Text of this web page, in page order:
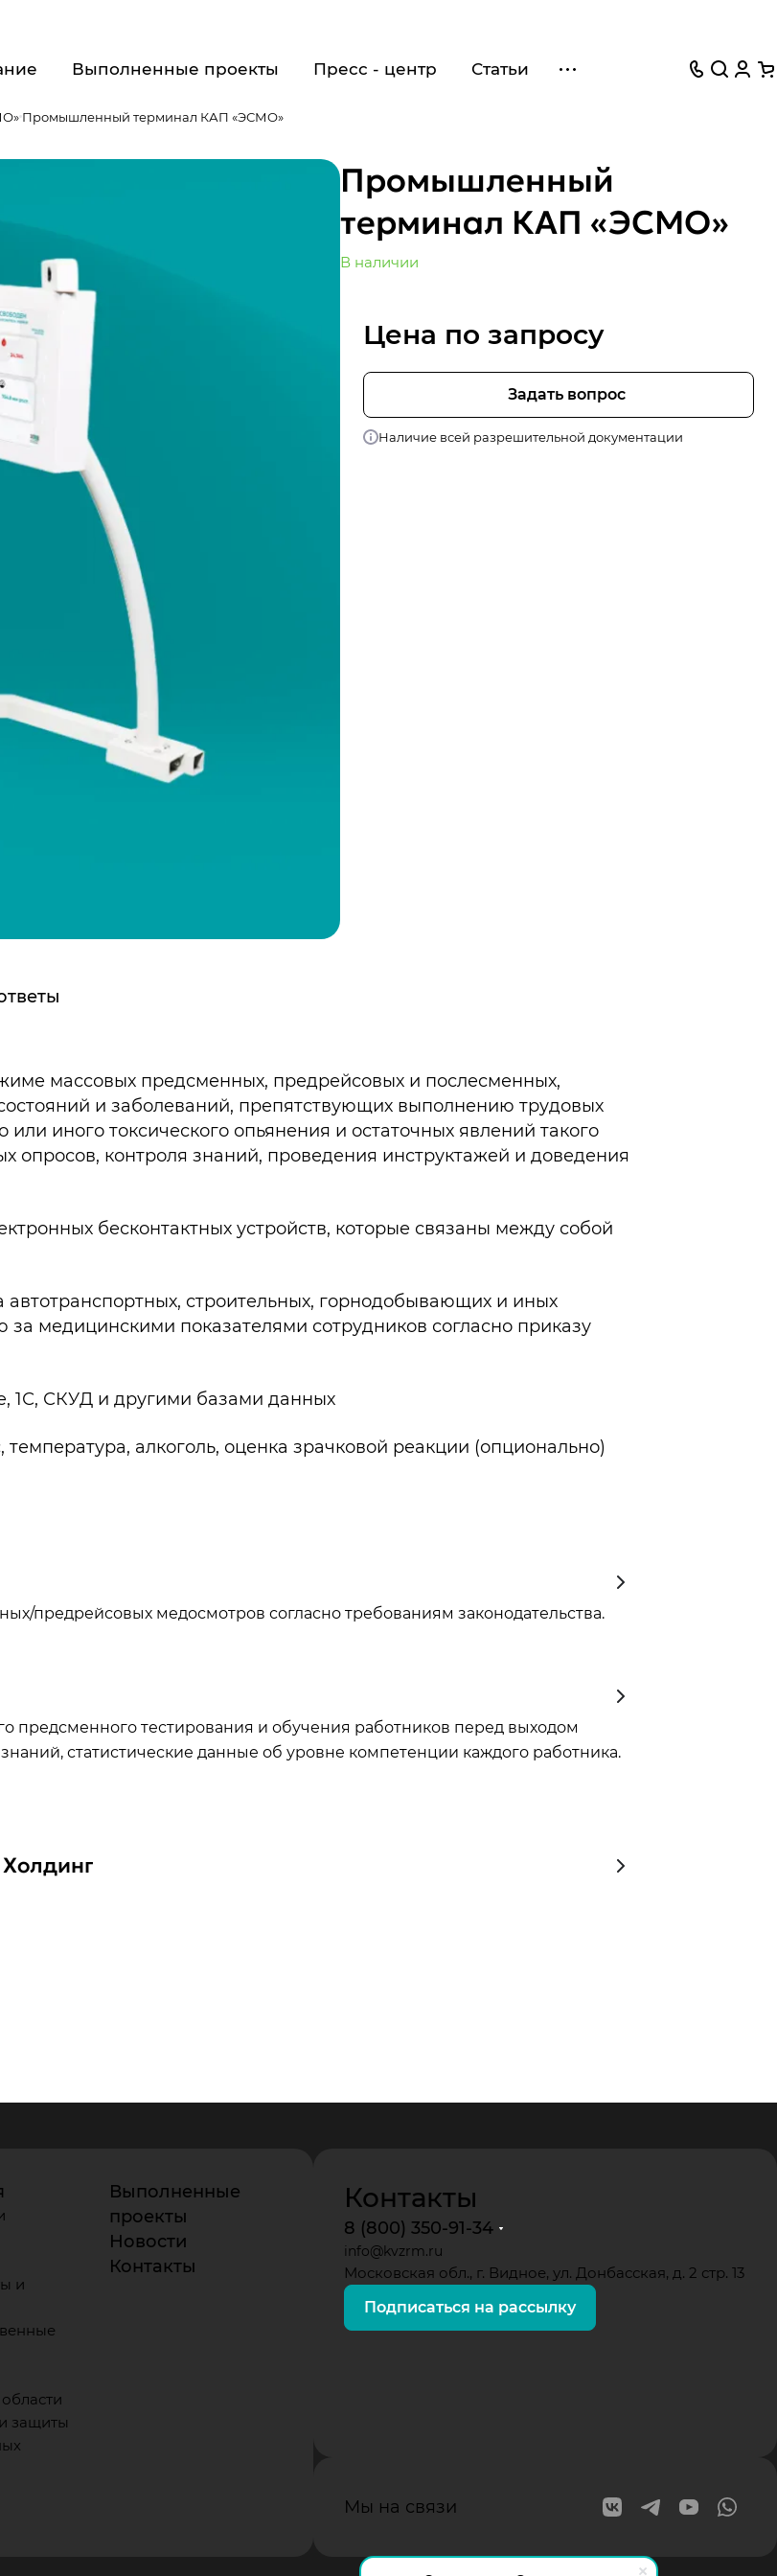
Выполненные проекты Пресс - центр Статьи
Промышленный терминал КАП «ЭСМО»
Промышленный
терминал КАП «ЭСМО»
В наличии
Цена по запросу
Задать вопрос
Наличие всей разрешительной документации
массовых предсменных, предрейсовых и послесменных,
и заболеваний, препятствующих выполнению трудовых
иного токсического опьянения и остаточных явлений такого
опросов, контроля знаний, проведения инструктажей и доведения
бесконтактных устройств, которые связаны между собой
строительных, горнодобывающих и иных
медицинскими показателями сотрудников согласно приказу
1С, СКУД и другими базами данных
алкоголь, оценка зрачковой реакции (опционально)
предрейсовых медосмотров согласно требованиям законодательства.
предсменного тестирования и обучения работников перед выходом
статистические данные об уровне компетенции каждого работника.
и
защиты
Выполненные
проекты
Новости
Контакты
Контакты
8 (800) 350-91-34
info@kvzrm.ru
Московская обл., г. Видное, ул. Донбасская, д. 2 стр. 13
Подписаться на рассылку
Мы на связи